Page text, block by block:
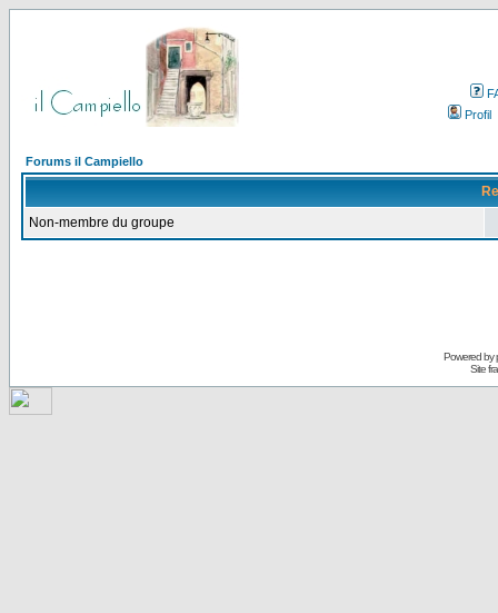
Profil
Forums il Campiello
Non-membre du groupe
Powered by
Site